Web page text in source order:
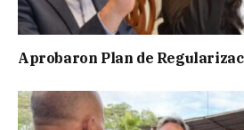
Aprobaron Plan de